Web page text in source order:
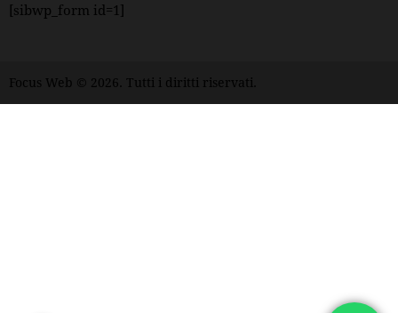
[sibwp_form id=1]
Focus Web © 2026. Tutti i diritti riservati.